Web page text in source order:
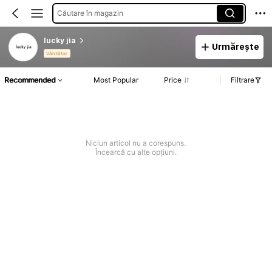
Căutare în magazin
lucky jia
Vânzător
Urmărește
Recommended Most Popular Price Filtrare
Niciun articol nu a corespuns.
Încearcă cu alte opțiuni.